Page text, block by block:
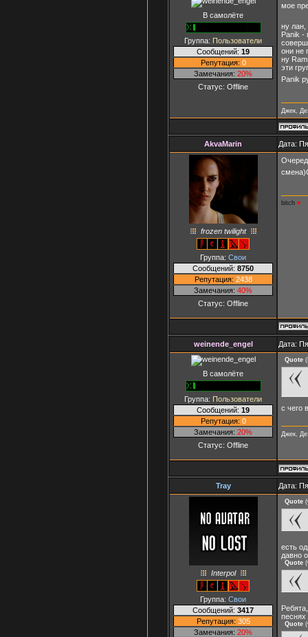
В самолёте
Группа: Пользователи
Сообщений: 19
Репутация: 0
Замечания: 20%
Статус: Offline
мое
ну
Panik -
они не
ну
эти
Panik
Джек,
AkvaMarin Дата:
frozen twilight
Группа: Свои
Сообщений: 8750
Репутация: 2438
Замечания: 40%
Статус: Offline
bitch ♥
weinende_engel Дата:
В самолёте
Группа: Пользователи
Сообщений: 19
Репутация: 0
Замечания: 20%
Статус: Offline
Quote (
с чего
Джек,
Tray Дата:
Interpol
Группа: Свои
Сообщений: 3417
Репутация: 305
Замечания: 20%
Quote (
есть
давно
Quote (
песнях
Quote (